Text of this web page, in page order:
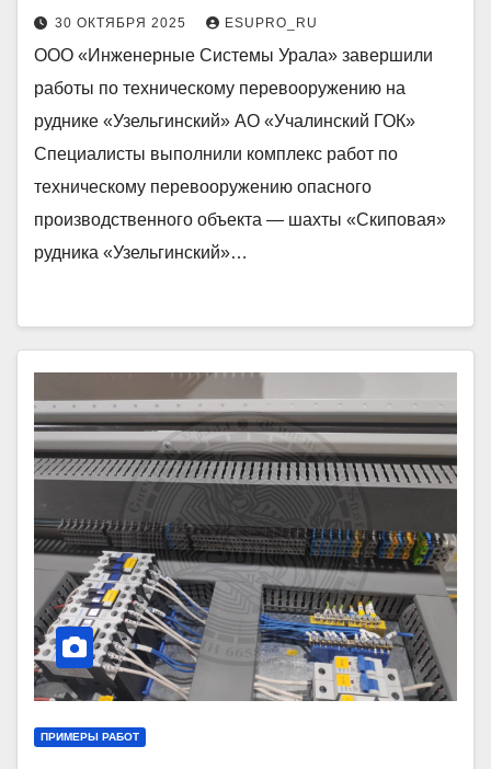
30 ОКТЯБРЯ 2025 ESUPRO_RU
ООО «Инженерные Системы Урала» завершили
работы по техническому перевооружению на
руднике «Узельгинский» АО «Учалинский ГОК»
Специалисты выполнили комплекс работ по
техническому перевооружению опасного
производственного объекта — шахты «Скиповая»
рудника «Узельгинский»…
ПРИМЕРЫ РАБОТ